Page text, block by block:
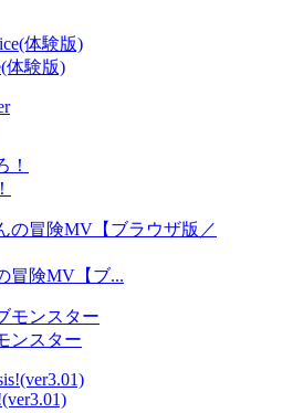
体験版)
冒険MV【ブ...
ンスター